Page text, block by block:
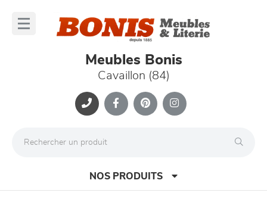
Meubles Bonis
Cavaillon (84)
NOS PRODUITS